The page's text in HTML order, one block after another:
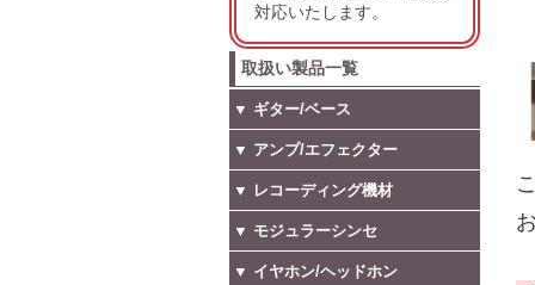
対応いたします。
取扱い製品一覧
▼ ギター/ベース
▼ アンプ/エフェクター
▼ レコーディング機材
▼ モジュラーシンセ
▼ イヤホン/ヘッドホン